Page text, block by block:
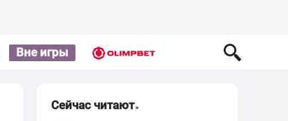
Вне игры
Сейчас читают